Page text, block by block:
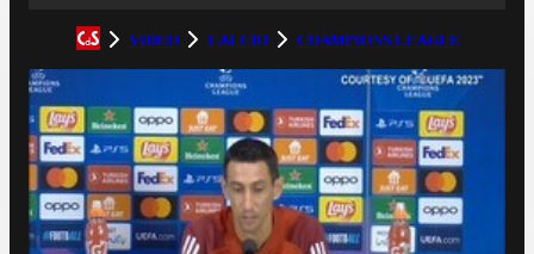
VIDEO CALCIO CHAMPIONS LEAGUE